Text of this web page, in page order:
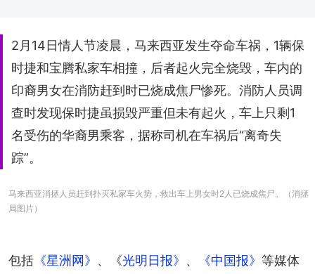
2月14日情人节凌晨，马来西亚发生夺命车祸，1辆保
时捷和宝腾私家车相撞，后者起火完全烧毁，车内的
印裔男女在消防赶到时已烧成焦尸惨死。消防人员调
查时发现保时捷虽损毁严重但未有起火，车上只剩1
名受伤的华裔男乘客，据称司机在车祸后“离奇失
踪”。
马来西亚消拯人员赶到扑灭私家车火势，救出车上男女时2人已烧成焦尸。（消拯
局图片）
包括 《星洲网》 、《光明日报》 、 《中国报》 等媒体